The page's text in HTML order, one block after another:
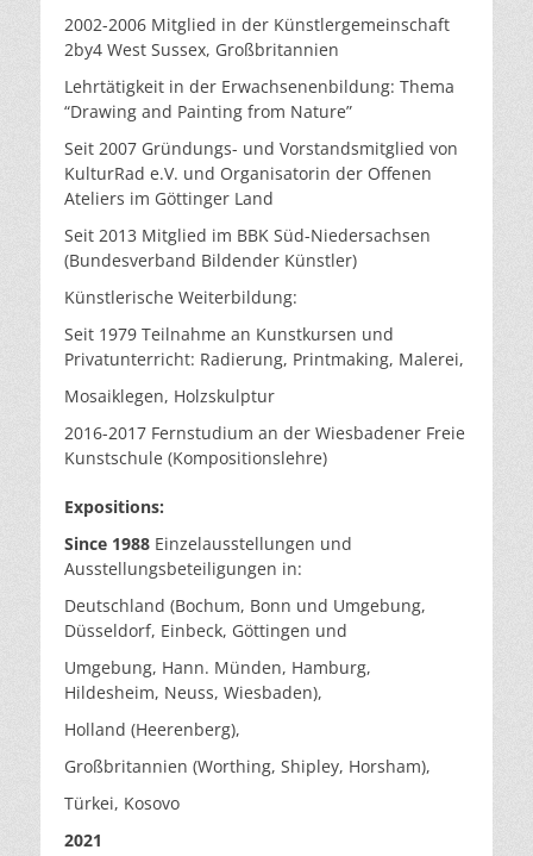
2002-2006 Mitglied in der Künstlergemeinschaft
2by4 West Sussex, Großbritannien
Lehrtätigkeit in der Erwachsenenbildung: Thema
“Drawing and Painting from Nature”
Seit 2007 Gründungs- und Vorstandsmitglied von
KulturRad e.V. und Organisatorin der Offenen
Ateliers im Göttinger Land
Seit 2013 Mitglied im BBK Süd-Niedersachsen
(Bundesverband Bildender Künstler)
Künstlerische Weiterbildung:
Seit 1979 Teilnahme an Kunstkursen und
Privatunterricht: Radierung, Printmaking, Malerei,
Mosaiklegen, Holzskulptur
2016-2017 Fernstudium an der Wiesbadener Freie
Kunstschule (Kompositionslehre)
Expositions:
Since 1988 Einzelausstellungen und
Ausstellungsbeteiligungen in:
Deutschland (Bochum, Bonn und Umgebung,
Düsseldorf, Einbeck, Göttingen und
Umgebung, Hann. Münden, Hamburg,
Hildesheim, Neuss, Wiesbaden),
Holland (Heerenberg),
Großbritannien (Worthing, Shipley, Horsham),
Türkei, Kosovo
2021